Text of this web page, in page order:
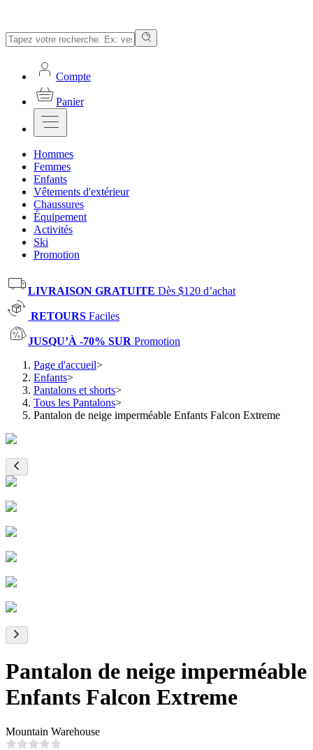
Compte
Panier
Hommes
Femmes
Enfants
Vêtements d'extérieur
Chaussures
Équipement
Activités
Ski
Promotion
LIVRAISON GRATUITE Dès $120 d’achat
RETOURS Faciles
JUSQU’À -70% SUR Promotion
Page d'accueil>
Enfants>
Pantalons et shorts>
Tous les Pantalons>
Pantalon de neige imperméable Enfants Falcon Extreme
Pantalon de neige imperméable
Enfants Falcon Extreme
Mountain Warehouse